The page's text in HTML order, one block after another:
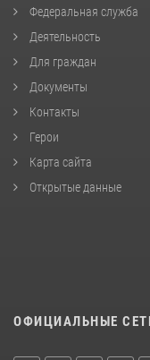
Федеральная служба
Деятельность
Для граждан
Документы
Контакты
Герои
Карта сайта
Открытые данные
ОФИЦИАЛЬНЫЕ